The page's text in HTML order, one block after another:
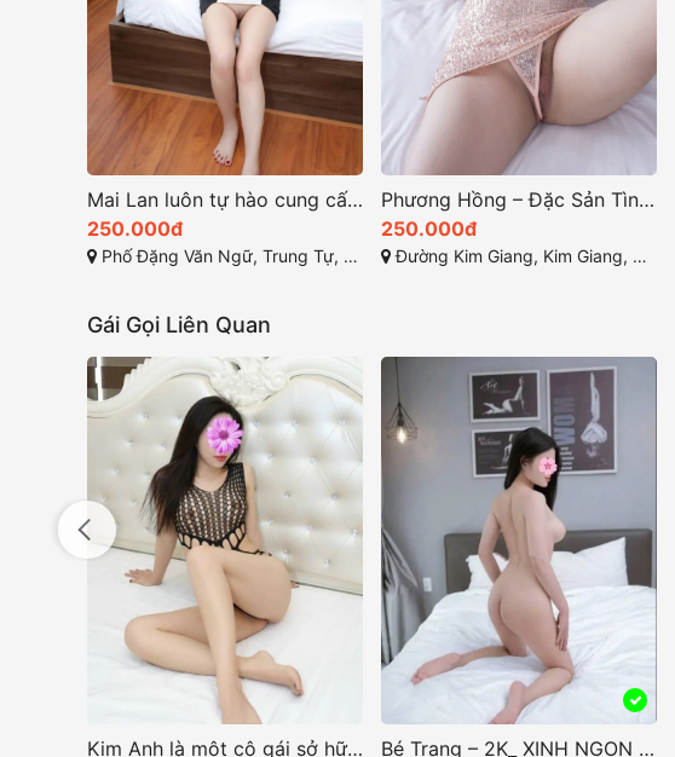
Mai Lan luôn tự hào cung cấp dịch vụ chất lượng ở hà nội
250.000đ
Phố Đặng Văn Ngữ, Trung Tự, Đống Đa, Hà Nội
Phương Hồng – Đặc Sản Tình Yêu Tại Kim Giang, Thanh Xuân, Hà Nội
250.000đ
Đường Kim Giang, Kim Giang, Thanh Xuân, Hà Nội
Gái Gọi Liên Quan
Bé Trang – 2K_ XINH NGON ĐÁNG YÊU VÔ NGẦN_ NON TƠ GÁI MỚI LỚN, Teen Non, Body Gợi Cảm, Make Love Đỉnh Cao Ngọc Linh là một cô gái sở hữu vẻ đẹp cuốn hút khó cưỡng